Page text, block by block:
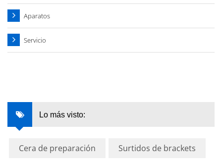
Aparatos
Servicio
Lo más visto:
Cera de preparación Surtidos de brackets